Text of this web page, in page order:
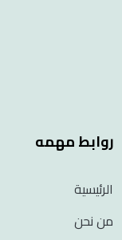
روابط مهمه
الرئيسية
من نحن